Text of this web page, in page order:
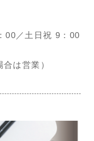
／土日祝 9：00
は営業）